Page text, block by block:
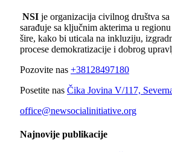
NSI je organizacija civilnog društva
sarađuje sa ključnim akterima u
šire, kako bi uticala na inkluziju,
procese demokratizacije i dobrog
Pozovite nas +38128497180
Posetite nas Čika Jovina V/117,
office@newsocialinitiative.org
Najnovije publikacije